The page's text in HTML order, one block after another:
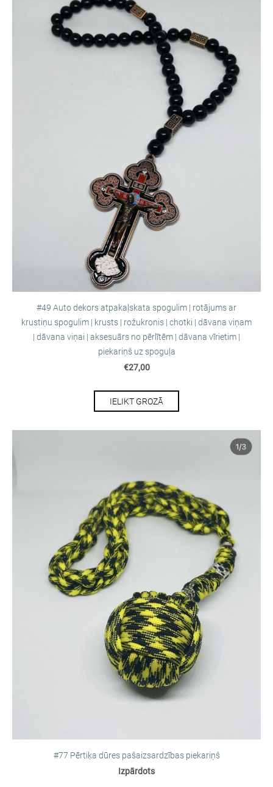
#49 Auto dekors atpakaļskata spogulim | rotājums ar
krustiņu spogulim | krusts | rožukronis | chotki | dāvana viņam
| dāvana viņai | aksesuārs no pērlītēm | dāvana vīrietim |
piekariņš uz spoguļa
€27,00
IELIKT GROZĀ
#77 Pērtiķa dūres pašaizsardzības piekariņš
Izpārdots